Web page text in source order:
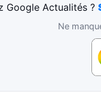
Google Actualités ?
Ne